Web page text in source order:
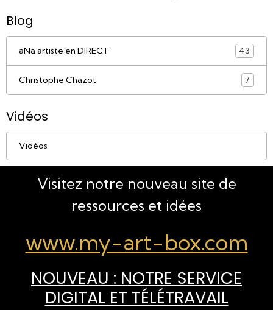
Blog
aNa artiste en DIRECT 43
Christophe Chazot 7
Vidéos
Vidéos
Visitez notre nouveau site de
ressources et idées
www.my-art-box.com
NOUVEAU : NOTRE SERVICE
DIGITAL ET TÉLÉTRAVAIL